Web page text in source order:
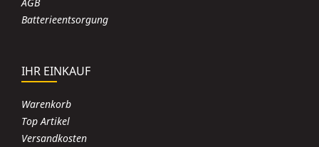
Batterieentsorgung
IHR EINKAUF
Warenkorb
Top Artikel
Versandkosten